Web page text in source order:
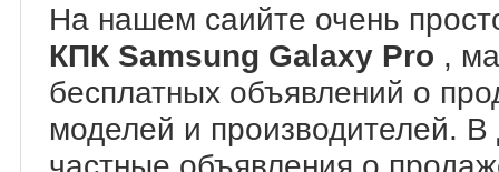
На нашем саийте очень
КПК Samsung Galaxy Pro ,
бесплатных объявлений о
моделей и производителей.